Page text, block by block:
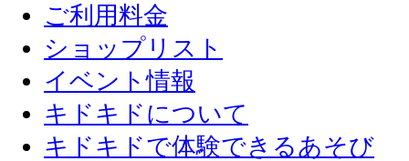
ご利用料金
ショップリスト
イベント情報
キドキドについて
キドキドで体験できるあそび